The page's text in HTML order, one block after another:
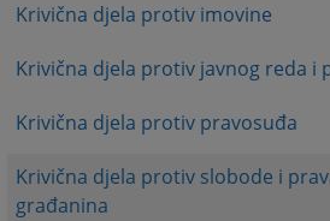
Krivična djela protiv imovine
Krivična djela protiv javnog reda i
Krivična djela protiv pravosuđa
Krivična djela protiv slobode i
građanina